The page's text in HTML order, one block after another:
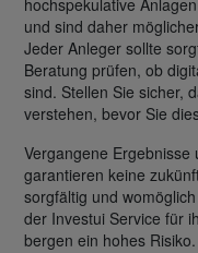
hochspekulative
und sind daher
Jeder Anleger sollte
Beratung prüfen, ob
sind. Stellen Sie sicher,
verstehen, bevor Sie
Vergangene
garantieren keine
sorgfältig und
der Investui Service für
bergen ein hohes